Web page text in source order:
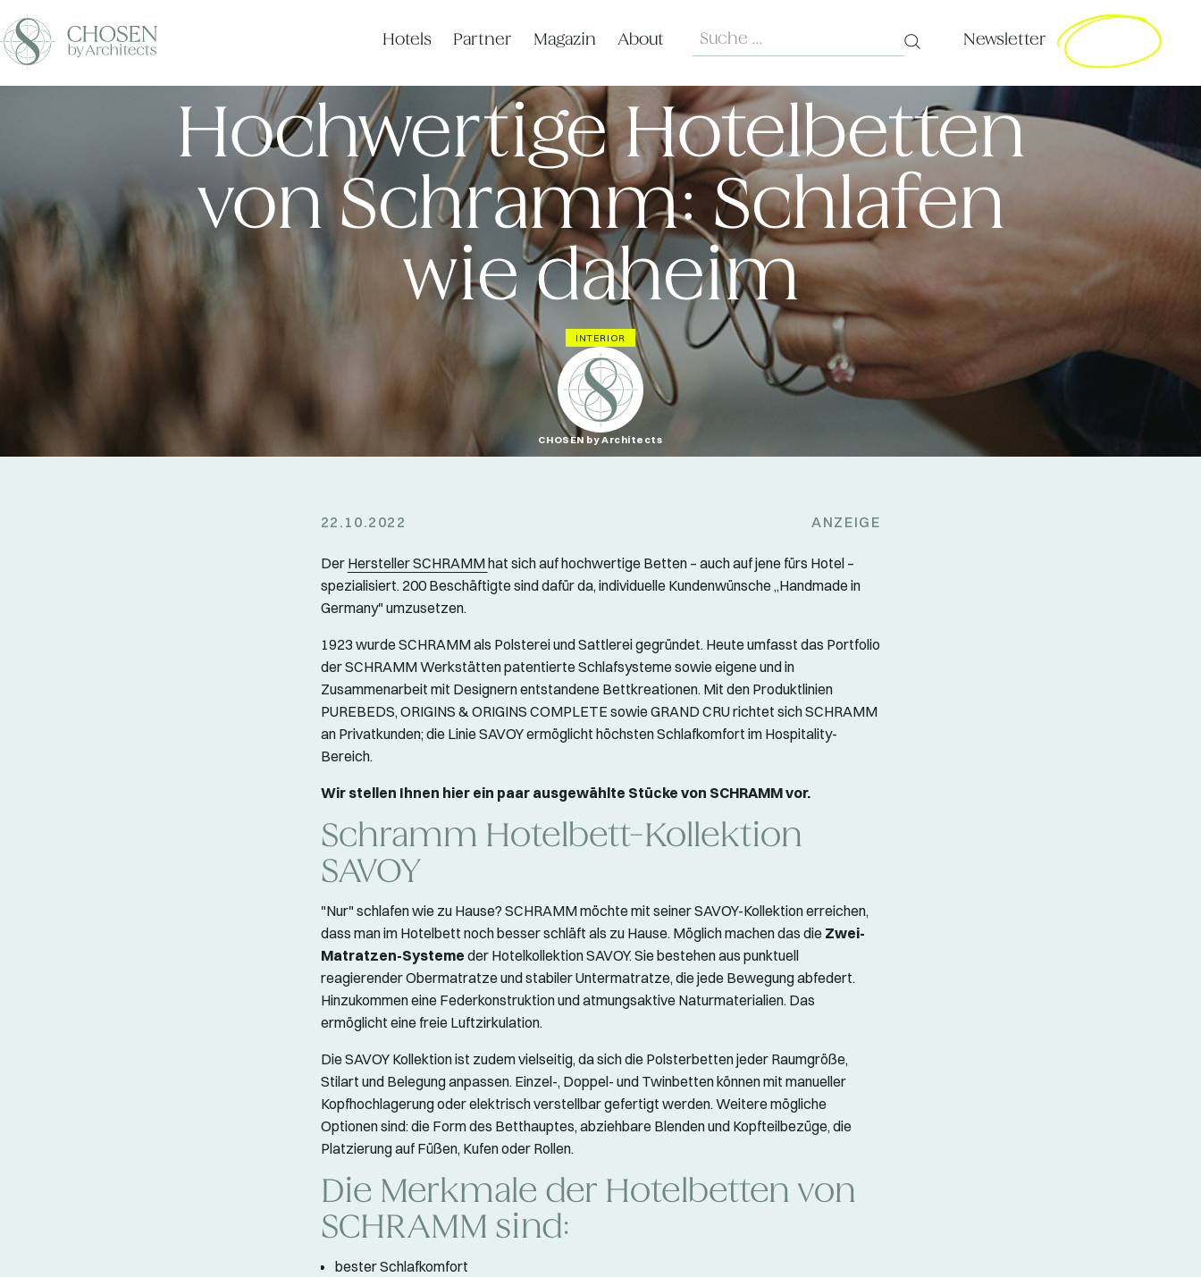
Hotels Partner Magazin About
Search
Search
Newsletter
Hochwertige Hotelbetten
von Schramm: Schlafen
wie daheim
INTERIOR
CHOSEN by Architects
22.10.2022 ANZEIGE
Der Hersteller SCHRAMMhat sich auf hochwertige Betten – auch auf jene fürs Hotel –
spezialisiert. 200 Beschäftigte sind dafür da, individuelle Kundenwünsche „Handmade in
Germany" umzusetzen.
1923 wurde SCHRAMM als Polsterei und Sattlerei gegründet. Heute umfasst das Portfolio
der SCHRAMM Werkstätten patentierte Schlafsysteme sowie eigene und in
Zusammenarbeit mit Designern entstandene Bettkreationen. Mit den Produktlinien
PUREBEDS, ORIGINS & ORIGINS COMPLETE sowie GRAND CRU richtet sich SCHRAMM
an Privatkunden; die Linie SAVOY ermöglicht höchsten Schlafkomfort im Hospitality-
Bereich.
Wir stellen Ihnen hier ein paar ausgewählte Stücke von SCHRAMM vor.
Schramm Hotelbett-Kollektion
SAVOY
"Nur" schlafen wie zu Hause? SCHRAMM möchte mit seiner SAVOY-Kollektion erreichen,
dass man im Hotelbett noch besser schläft als zu Hause. Möglich machen das die Zwei-
Matratzen-Systeme der Hotelkollektion SAVOY. Sie bestehen aus punktuell
reagierender Obermatratze und stabiler Untermatratze, die jede Bewegung abfedert.
Hinzukommen eine Federkonstruktion und atmungsaktive Naturmaterialien. Das
ermöglicht eine freie Luftzirkulation.
Die SAVOY Kollektion ist zudem vielseitig, da sich die Polsterbetten jeder Raumgröße,
Stilart und Belegung anpassen. Einzel-, Doppel- und Twinbetten können mit manueller
Kopfhochlagerung oder elektrisch verstellbar gefertigt werden. Weitere mögliche
Optionen sind: die Form des Betthauptes, abziehbare Blenden und Kopfteilbezüge, die
Platzierung auf Füßen, Kufen oder Rollen.
Die Merkmale der Hotelbetten von
SCHRAMM sind:
bester Schlafkomfort